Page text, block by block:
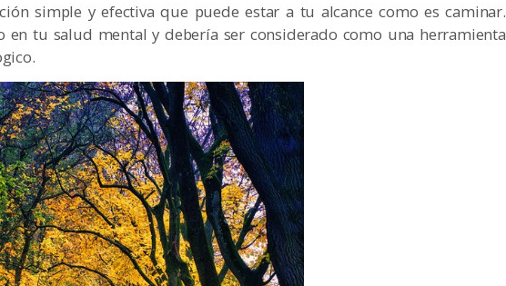
simple y efectiva que puede estar a tu alcance como es caminar.
en tu salud mental y debería ser considerado como una herramienta